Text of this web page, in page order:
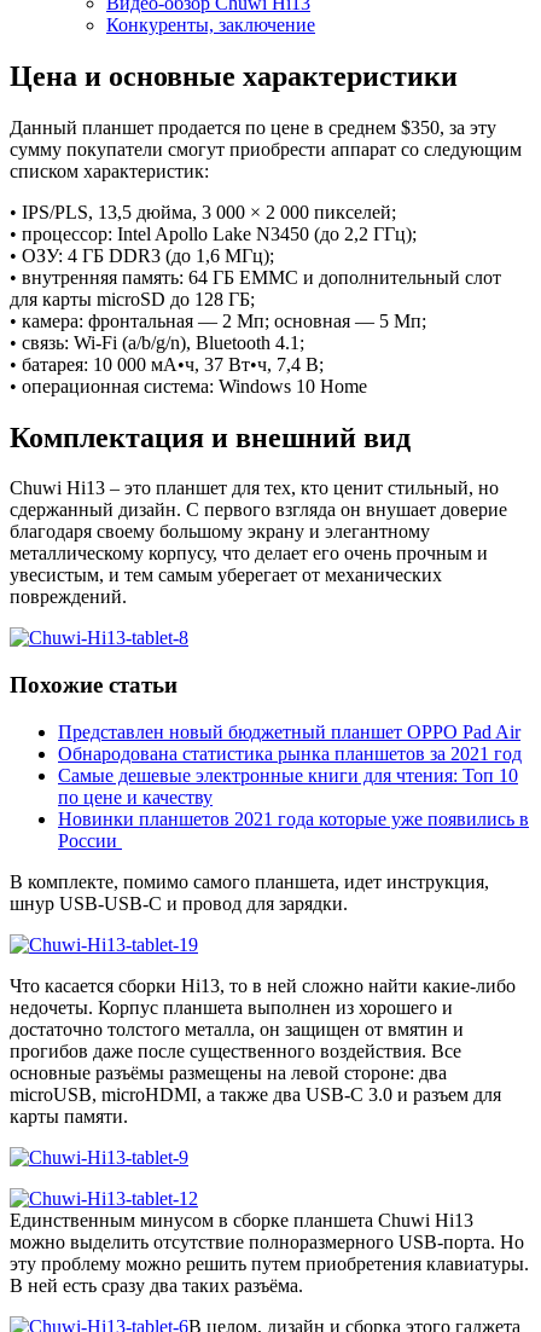
Конкуренты, заключение
Цена и основные характеристики
Данный планшет продается по цене в среднем $350, за эту
сумму покупатели смогут приобрести аппарат со следующим
списком характеристик:
• IPS/PLS, 13,5 дюйма, 3 000 × 2 000 пикселей;
• процессор: Intel Apollo Lake N3450 (до 2,2 ГГц);
• ОЗУ: 4 ГБ DDR3 (до 1,6 МГц);
• внутренняя память: 64 ГБ EMMC и дополнительный слот
для карты microSD до 128 ГБ;
• камера: фронтальная — 2 Мп; основная — 5 Мп;
• связь: Wi-Fi (a/b/g/n), Bluetooth 4.1;
• батарея: 10 000 мА•ч, 37 Вт•ч, 7,4 В;
• операционная система: Windows 10 Home
Комплектация и внешний вид
Chuwi Hi13 – это планшет для тех, кто ценит стильный, но
сдержанный дизайн. С первого взгляда он внушает доверие
благодаря своему большому экрану и элегантному
металлическому корпусу, что делает его очень прочным и
увесистым, и тем самым уберегает от механических
повреждений.
Похожие статьи
Представлен новый бюджетный планшет OPPO Pad Air
Обнародована статистика рынка планшетов за 2021 год
Самые дешевые электронные книги для чтения: Топ 10
по цене и качеству
Новинки планшетов 2021 года которые уже появились в
России
В комплекте, помимо самого планшета, идет инструкция,
шнур USB-USB-C и провод для зарядки.
Что касается сборки Hi13, то в ней сложно найти какие-либо
недочеты. Корпус планшета выполнен из хорошего и
достаточно толстого металла, он защищен от вмятин и
прогибов даже после существенного воздействия. Все
основные разъёмы размещены на левой стороне: два
microUSB, microHDMI, а также два USB-С 3.0 и разъем для
карты памяти.
Единственным минусом в сборке планшета Chuwi Hi13
можно выделить отсутствие полноразмерного USB-порта. Но
эту проблему можно решить путем приобретения клавиатуры.
В ней есть сразу два таких разъёма.
В целом, дизайн и сборка этого гаджета